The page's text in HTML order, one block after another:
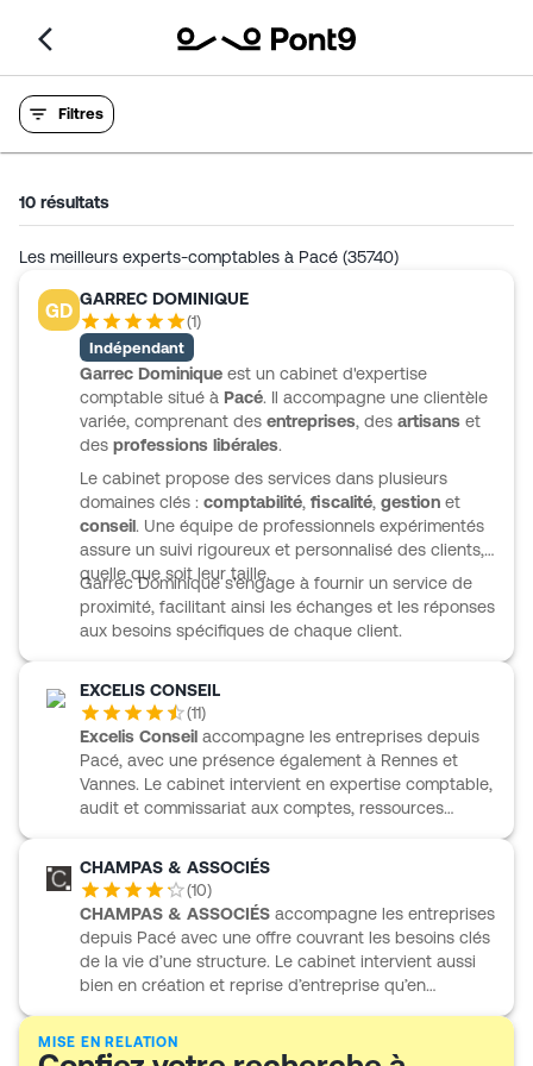
Filtres
10 résultats
Les meilleurs experts-comptables à Pacé (35740)
GD
GARREC DOMINIQUE
(1)
Indépendant
Garrec Dominique est un cabinet d'expertise
comptable situé à Pacé. Il accompagne une clientèle
variée, comprenant des entreprises, des artisans et
des professions libérales.
Le cabinet propose des services dans plusieurs
domaines clés : comptabilité, fiscalité, gestion et
conseil. Une équipe de professionnels expérimentés
assure un suivi rigoureux et personnalisé des clients,
quelle que soit leur taille.
Garrec Dominique s'engage à fournir un service de
proximité, facilitant ainsi les échanges et les réponses
aux besoins spécifiques de chaque client.
EXCELIS CONSEIL
(11)
Excelis Conseil accompagne les entreprises depuis
Pacé, avec une présence également à Rennes et
Vannes. Le cabinet intervient en expertise comptable,
audit et commissariat aux comptes, ressources
suit au quotidien les besoins en comptabilité, fiscalité
et gestion, tout en apportant un appui sur la fiscalité
personnelle et l’optimisation du patrimoine. Excelis
Conseil travaille auprès de TPE, PME, entreprises
innovantes et professions libérales, avec une
obligations comptables et fiscales sur ses propres
outils logiciels ou sur le système du client.
CHAMPAS & ASSOCIÉS
(10)
CHAMPAS & ASSOCIÉS accompagne les entreprises
depuis Pacé avec une offre couvrant les besoins clés
de la vie d’une structure. Le cabinet intervient aussi
bien en création et reprise d’entreprise qu’en
ressources humaines et en juridique. Ses équipes
suivent au quotidien des entreprises, micro-
MISE EN RELATION